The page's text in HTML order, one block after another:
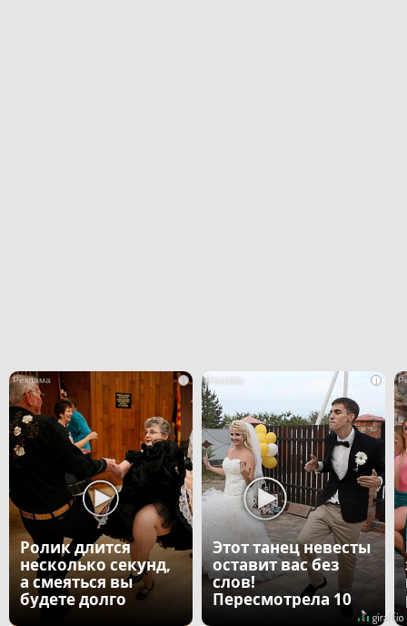
i
Ролик длится
несколько секунд,
а смеяться вы
будете долго
i
Этот танец невесты
оставит вас без
слов!
Пересмотрела 10